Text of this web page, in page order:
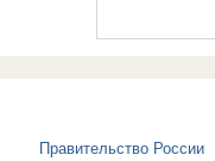
Правительство России